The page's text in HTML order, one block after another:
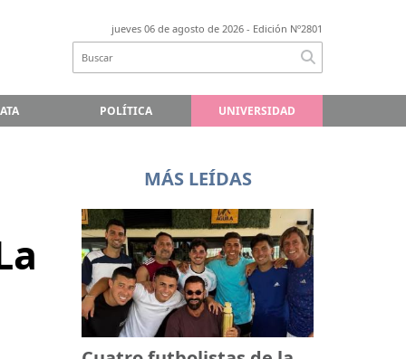
jueves 06 de agosto de 2026 - Edición Nº2801
POLÍTICA UNIVERSIDAD
MÁS LEÍDAS